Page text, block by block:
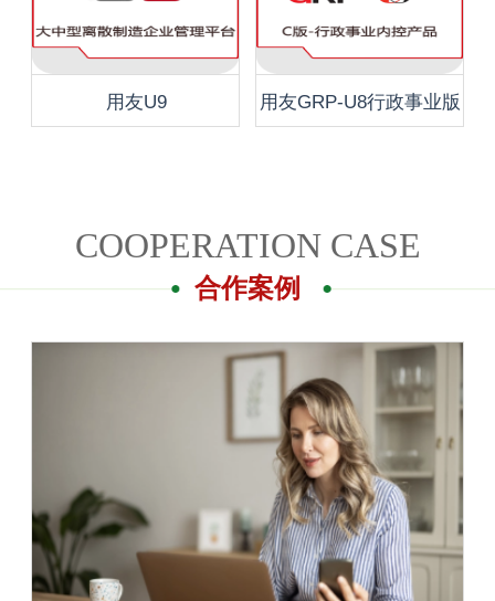
用友U9 用友GRP-U8行政事业版
COOPERATION CASE
合作案例